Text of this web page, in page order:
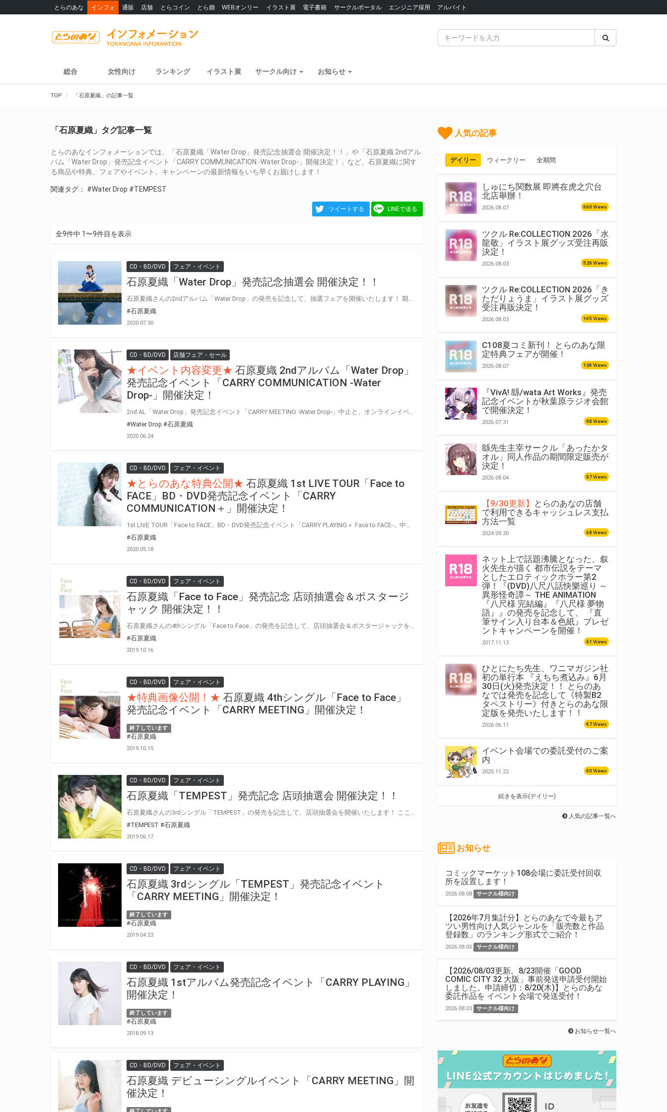
とらのあな インフォ 通販 店舗 とらコイン とら婚 WEBオンリー イラスト展 電子書籍 サークルポータル エンジニア採用 アルバイト
総合 女性向け ランキング イラスト展 サークル向け お知らせ
TOP 「石原夏織」の記事一覧
「石原夏織」タグ記事一覧
とらのあなインフォメーションでは、「石原夏織「Water Drop」発売記念抽選会 開催決定！！」や「石原夏織 2ndアル
バム「Water Drop」発売記念イベント「CARRY COMMUNICATION -Water Drop-」開催決定！」など、石原夏織に関す
る商品や特典、フェアやイベント、キャンペーンの最新情報をいち早くお届けします！
関連タグ： #Water Drop #TEMPEST
ツイートする LINEで送る
全9件中 1〜9件目を表示
CD・BD/DVD フェア・イベント
石原夏織「Water Drop」発売記念抽選会 開催決定！！
#石原夏織
2020.07.30
CD・BD/DVD 店舗フェア・セール
★イベント内容変更★ 石原夏織 2ndアルバム「Water Drop」
発売記念イベント「CARRY COMMUNICATION -Water
Drop-」開催決定！
#Water Drop #石原夏織
2020.06.24
CD・BD/DVD フェア・イベント
★とらのあな特典公開★ 石原夏織 1st LIVE TOUR「Face to
FACE」BD・DVD発売記念イベント「CARRY
COMMUNICATION＋」開催決定！
#石原夏織
2020.05.18
CD・BD/DVD フェア・イベント
石原夏織「Face to Face」発売記念 店頭抽選会＆ポスタージ
ャック 開催決定！！
#石原夏織
2019.10.16
CD・BD/DVD フェア・イベント
★特典画像公開！★ 石原夏織 4thシングル「Face to Face」
発売記念イベント「CARRY MEETING」開催決定！
終了しています
#石原夏織
2019.10.15
CD・BD/DVD フェア・イベント
石原夏織「TEMPEST」発売記念 店頭抽選会 開催決定！！
#TEMPEST #石原夏織
2019.06.17
CD・BD/DVD フェア・イベント
石原夏織 3rdシングル「TEMPEST」発売記念イベント
「CARRY MEETING」開催決定！
終了しています
#石原夏織
2019.04.23
CD・BD/DVD フェア・イベント
石原夏織 1stアルバム発売記念イベント「CARRY PLAYING」
開催決定！
終了しています
#石原夏織
2018.09.13
CD・BD/DVD フェア・イベント
石原夏織 デビューシングルイベント「CARRY MEETING」開
催決定！
人気の記事
デイリー ウィークリー 全期間
しゅにち関数展 即將在虎之穴台
北店舉辦！
2026.08.07 660 Views
ツクル Re:COLLECTION 2026「水
龍敬」イラスト展グッズ受注再販
決定！
2026.08.03 526 Views
ツクル Re:COLLECTION 2026「き
ただりょうま」イラスト展グッズ
受注再販決定！
2026.08.03 145 Views
C108夏コミ新刊！ とらのあな限
定特典フェアが開催！
2026.08.07 124 Views
『VivA! 緜/wata Art Works』発売
記念イベントが秋葉原ラジオ会館
で開催決定！
2026.07.31 98 Views
緜先生主宰サークル「あったかタ
オル」同人作品の期間限定販売が
決定！
2026.08.04 87 Views
【9/30更新】
とらのあなの店舗
で利用できるキャッシュレス支払
方法一覧
2024.09.30 68 Views
ネット上で話題沸騰となった、叙
火先生が描く 都市伝説をテーマ
としたエロティックホラー第2
弾！『(DVD)八尺八話快樂巡り ～
異形怪奇譚～ THE ANIMATION
『八尺様 完結編』『八尺様 夢物
語』』の発売を記念して、 『直
筆サイン入り台本＆色紙』プレゼ
ントキャンペーンを開催！
2017.11.13 61 Views
ひとにたち先生、ワニマガジン社
初の単行本 『えちち煮込み』6月
30日(火)発売決定！！ とらのあ
なでは発売を記念して《特製B2
タペストリー》付きとらのあな限
定版を発売いたします！！
2026.06.11 47 Views
イベント会場での委託受付のご案
内
2025.11.22 40 Views
続きを表示(デイリー)
人気の記事一覧へ
お知らせ
コミックマーケット108会場に委託受付回収
所を設置します！
2026.08.08 サークル様向け
【2026年7月集計分】とらのあなで今最もア
ツい男性向け人気ジャンルを「販売数と作品
登録数」のランキング形式でご紹介！
2026.08.05 サークル様向け
【2026/08/03更新。8/23開催「GOOD
COMIC CITY 32 大阪」事前発送申請受付開始
しました。申請締切：8/20(木)】とらのあな
委託作品を イベント会場で発送受付！
2026.08.03 サークル様向け
お知らせ一覧へ